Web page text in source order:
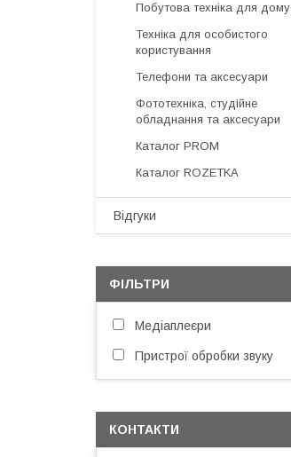
Побутова техніка для дому
Техніка для особистого
користування
Телефони та аксесуари
Фототехніка, студійне
обладнання та аксесуари
Каталог PROM
Каталог ROZETKA
Відгуки
ФІЛЬТРИ
Медіаплеєри
Пристрої обробки звуку
КОНТАКТИ